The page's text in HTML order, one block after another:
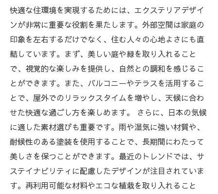
快適な住環境を実現するためには、エクステリアデザイ
ンが非常に重要な役割を果たします。外部空間は家庭の
印象を左右するだけでなく、住む人々の心地よさにも直
結しています。まず、美しい庭や緑を取り入れること
で、視覚的な楽しみを提供し、自然との調和を感じるこ
とができます。また、バルコニーやテラスを活用するこ
とで、屋外でのリラックスタイムを増やし、天候に合わ
せた快適な過ごし方を楽しめます。 さらに、日本の気候
に適した素材選びも重要です。雨や湿気に強い材質や、
耐候性のある塗装を使用することで、長期間にわたって
美しさを保つことができます。最近のトレンドでは、サ
ステイナビリティに配慮したデザインが注目されていま
す。再利用可能な材料やエコな植栽を取り入れること